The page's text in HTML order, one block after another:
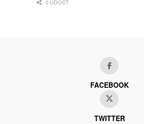
0 UDOST.
FACEBOOK
TWITTER